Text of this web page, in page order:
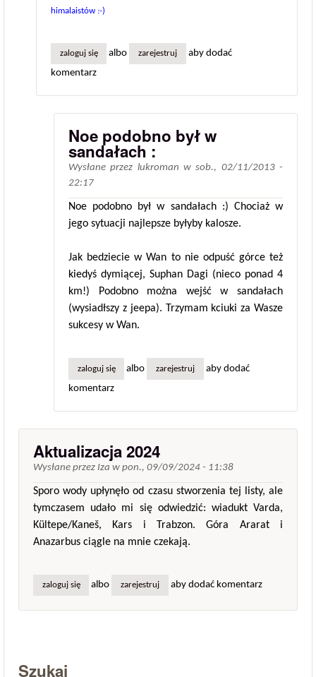
himalaistów :-)
zaloguj się albo zarejestruj
aby dodać
komentarz
Noe podobno był w
sandałach :
Wysłane przez lukroman wsob., 02/11/2013 -
22:17
Noe podobno był w sandałach :) Chociaż w
jego sytuacji najlepsze byłyby kalosze.
Jak bedziecie w Wan to nie odpuść górce też
kiedyś dymiącej, Suphan Dagi (nieco ponad 4
km!) Podobno można wejść w sandałach
(wysiadłszy z jeepa). Trzymam kciuki za Wasze
sukcesy w Wan.
zaloguj się albo zarejestruj
aby dodać
komentarz
Aktualizacja 2024
Wysłane przez Iza w pon., 09/09/2024 - 11:38
Sporo wody upłynęło od czasu stworzenia tej listy, ale
tymczasem udało mi się odwiedzić: wiadukt Varda,
Kültepe/Kaneš, Kars i Trabzon. Góra Ararat i
Anazarbus ciągle na mnie czekają.
zaloguj się albo zarejestruj aby dodać komentarz
Szukaj